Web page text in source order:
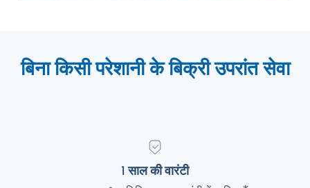
बिना किसी परेशानी के बिक्री उपरांत सेवा
1 साल की वारंटी
1 साल की वारंटी